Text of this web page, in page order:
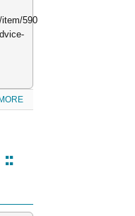
590/Digital-